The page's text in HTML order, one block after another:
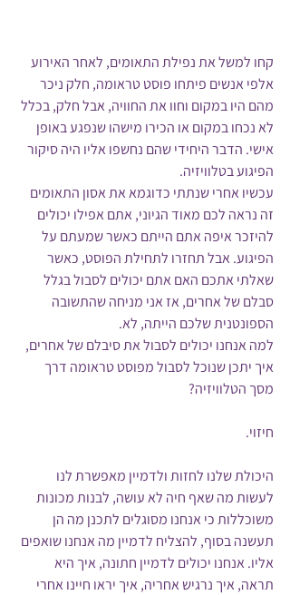
קחו למשל את נפילת התאומים, לאחר האירוע
אלפי אנשים פיתחו פוסט טראומה, חלק ניכר
מהם היו במקום וחוו את החוויה, אבל חלק, בכלל
לא נכחו במקום או הכירו מישהו שנפגע באופן
אישי. הדבר היחידי שהם נחשפו אליו היה סיקור
הפיגוע בטלוויזיה.
עכשיו אחרי שנתתי כדוגמא את אסון התאומים
זה נראה לכם מאוד הגיוני, אתם אפילו יכולים
להיזכר איפה אתם הייתם כאשר שמעתם על
הפיגוע. אבל תחזרו לתחילת הפוסט, כאשר
שאלתי אתכם האם אתם יכולים לסבול בגלל
סבלם של אחרים, אז אני מניחה שהתשובה
הספונטנית שלכם הייתה, לא.
למה אנחנו יכולים לסבול את סיבלם של אחרים,
איך יתכן שנוכל לסבול מפוסט טראומה דרך
מסך הטלוויזיה?
חיזוי.
היכולת שלנו לחזות ולדמיין מאפשרת לנו
לעשות מה שאף חיה לא עושה, לבנות מכונות
משוכללות כי אנחנו מסוגלים לתכנן מה הן
תעשנה בסוף, להצליח לדמיין מה אנחנו שואפים
אליו. אנחנו יכולים לדמיין חתונה, איך היא
תראה, איך נרגיש אחריה, איך יראו חיינו אחרי